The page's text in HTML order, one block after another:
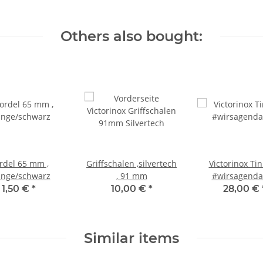
Others also bought:
65 mm ,
schwarz
1,50 € *
Griffschalen ,silvertech
, 91 mm
10,00 € *
Victorinox
28,00 €
Similar items